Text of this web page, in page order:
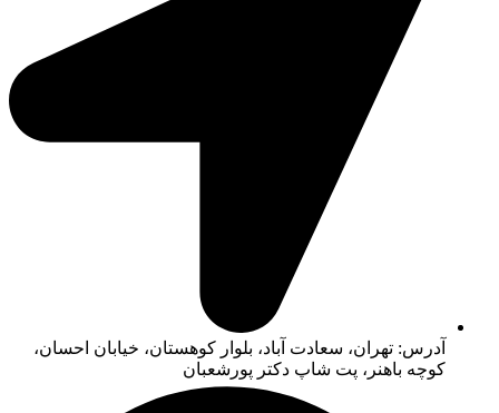
آدرس: تهران، سعادت آباد، بلوار کوهستان، خیابان احسان،
کوچه باهنر، پت شاپ دکتر پورشعبان